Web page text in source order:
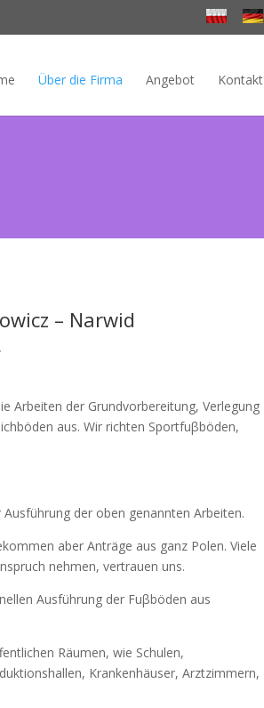
Über die Firma Angebot Kontakt
– Narwid
Arbeiten der Grundvorbereitung, Verlegung
aus. Wir richten Sportfuβböden,
der oben genannten Arbeiten.
aber Anträge aus ganz Polen. Viele
nehmen, vertrauen uns.
Ausführung der Fuβböden aus
Räumen, wie Schulen,
Krankenhäuser, Arztzimmern,